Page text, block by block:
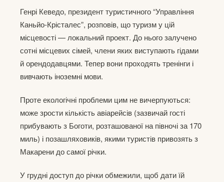
Генрі Кеведо, президент туристичного “Управління
Каньйо-Крісталес”, розповів, що туризм у цій
місцевості — локальний проект. До нього залучено
сотні місцевих сімей, члени яких виступають гідами
й орендодавцями. Тепер вони проходять тренінги і
вивчають іноземні мови.
Проте екологічні проблеми цим не вичерпуються:
може зрости кількість авіарейсів (зазвичай гості
прибувають з Боготи, розташованої на півночі за 170
миль) і позашляховиків, якими туристів привозять з
Макарени до самої річки.
У грудні доступ до річки обмежили, щоб дати їй